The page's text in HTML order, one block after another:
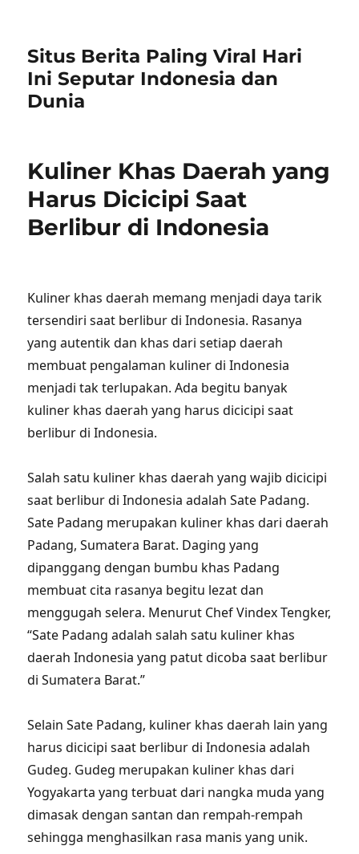
Situs Berita Paling Viral Hari
Ini Seputar Indonesia dan
Dunia
Kuliner Khas Daerah yang
Harus Dicicipi Saat
Berlibur di Indonesia
Kuliner khas daerah memang menjadi daya tarik
tersendiri saat berlibur di Indonesia. Rasanya
yang autentik dan khas dari setiap daerah
membuat pengalaman kuliner di Indonesia
menjadi tak terlupakan. Ada begitu banyak
kuliner khas daerah yang harus dicicipi saat
berlibur di Indonesia.
Salah satu kuliner khas daerah yang wajib dicicipi
saat berlibur di Indonesia adalah Sate Padang.
Sate Padang merupakan kuliner khas dari daerah
Padang, Sumatera Barat. Daging yang
dipanggang dengan bumbu khas Padang
membuat cita rasanya begitu lezat dan
menggugah selera. Menurut Chef Vindex Tengker,
“Sate Padang adalah salah satu kuliner khas
daerah Indonesia yang patut dicoba saat berlibur
di Sumatera Barat.”
Selain Sate Padang, kuliner khas daerah lain yang
harus dicicipi saat berlibur di Indonesia adalah
Gudeg. Gudeg merupakan kuliner khas dari
Yogyakarta yang terbuat dari nangka muda yang
dimasak dengan santan dan rempah-rempah
sehingga menghasilkan rasa manis yang unik.